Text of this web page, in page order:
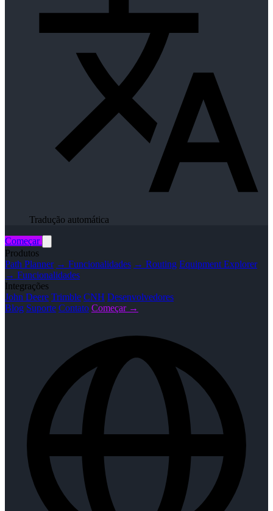
Tradução automática
Começar
Produtos
Path Planner → Funcionalidades → Routing Equipment Explorer
→ Funcionalidades
Integrações
John Deere Trimble CNH Desenvolvedores
Blog Suporte Contato Começar →